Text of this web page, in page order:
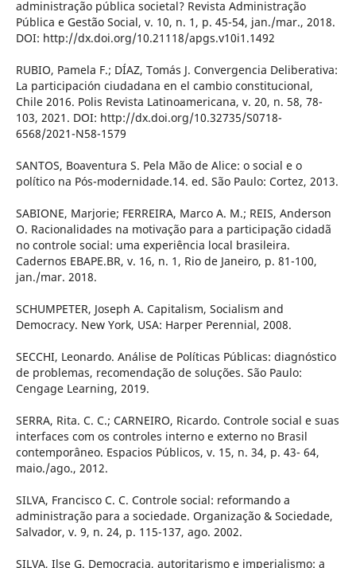
administração pública societal? Revista Administração
Pública e Gestão Social, v. 10, n. 1, p. 45-54, jan./mar., 2018.
DOI: http://dx.doi.org/10.21118/apgs.v10i1.1492
RUBIO, Pamela F.; DÍAZ, Tomás J. Convergencia Deliberativa:
La participación ciudadana en el cambio constitucional,
Chile 2016. Polis Revista Latinoamericana, v. 20, n. 58, 78-
103, 2021. DOI: http://dx.doi.org/10.32735/S0718-
6568/2021-N58-1579
SANTOS, Boaventura S. Pela Mão de Alice: o social e o
político na Pós-modernidade.14. ed. São Paulo: Cortez, 2013.
SABIONE, Marjorie; FERREIRA, Marco A. M.; REIS, Anderson
O. Racionalidades na motivação para a participação cidadã
no controle social: uma experiência local brasileira.
Cadernos EBAPE.BR, v. 16, n. 1, Rio de Janeiro, p. 81-100,
jan./mar. 2018.
SCHUMPETER, Joseph A. Capitalism, Socialism and
Democracy. New York, USA: Harper Perennial, 2008.
SECCHI, Leonardo. Análise de Políticas Públicas: diagnóstico
de problemas, recomendação de soluções. São Paulo:
Cengage Learning, 2019.
SERRA, Rita. C. C.; CARNEIRO, Ricardo. Controle social e suas
interfaces com os controles interno e externo no Brasil
contemporâneo. Espacios Públicos, v. 15, n. 34, p. 43- 64,
maio./ago., 2012.
SILVA, Francisco C. C. Controle social: reformando a
administração para a sociedade. Organização & Sociedade,
Salvador, v. 9, n. 24, p. 115-137, ago. 2002.
SILVA, Ilse G. Democracia, autoritarismo e imperialismo: a